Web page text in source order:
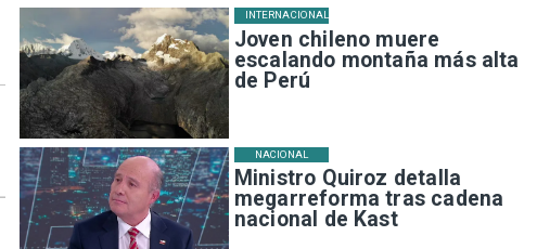
Joven chileno muere
escalando montaña más alta
de Perú
INTERNACIONAL
Ministro Quiroz detalla
megarreforma tras cadena
nacional de Kast
NACIONAL